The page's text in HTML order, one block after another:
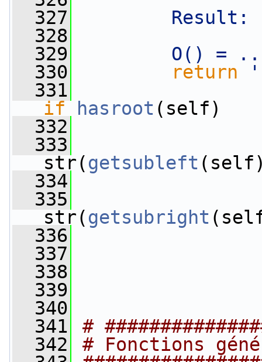
  327
Result:
  328
  329
O() =
  330
return
  331
if
hasroot (self)
  332
  333
str(getsubleft
  334
  335
str(getsubright
  336
  337
  338
  339
  340
  341
#
  342
# Fonctions